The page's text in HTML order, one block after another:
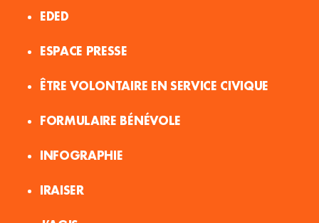
EDED
ESPACE PRESSE
ÊTRE VOLONTAIRE EN SERVICE CIVIQUE
FORMULAIRE BÉNÉVOLE
INFOGRAPHIE
IRAISER